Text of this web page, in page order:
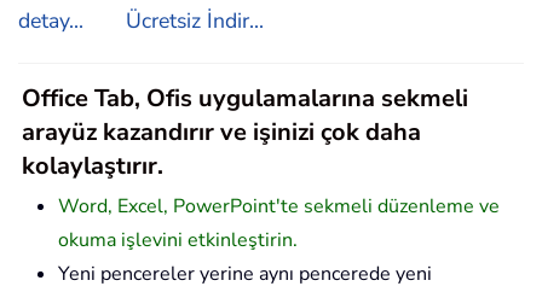
detay...
Ücretsiz İndir...
Office Tab, Ofis uygulamalarına sekmeli
arayüz kazandırır ve işinizi çok daha
kolaylaştırır.
Word, Excel, PowerPoint'te sekmeli düzenleme ve
okuma işlevini etkinleştirin.
Yeni pencereler yerine aynı pencerede yeni